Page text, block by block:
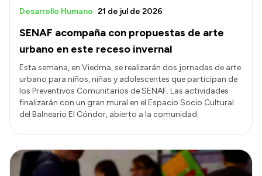
SENAF acompaña con propuestas de arte
urbano en este receso invernal
Desarrollo Humano 21 de jul de 2026
Esta semana, en Viedma, se realizarán dos jornadas de arte
urbano para niños, niñas y adolescentes que participan de
los Preventivos Comunitarios de SENAF. Las actividades
finalizarán con un gran mural en el Espacio Socio Cultural
del Balneario El Cóndor, abierto a la comunidad.